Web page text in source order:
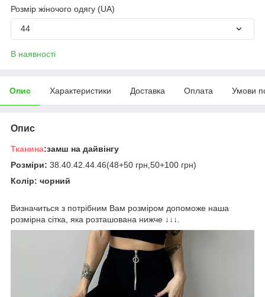
Розмір жіночого одягу (UA)
44
В наявності
Опис Характеристики Доставка Оплата Умови
Опис
Тканина:замш на дайвінгу
Розміри: 38.40.42.44.46(48+50 грн,50+100 грн)
Колір: чорний
Визначиться з потрібним Вам розміром допоможе наша
розмірна сітка, яка розташована нижче ↓↓↓.